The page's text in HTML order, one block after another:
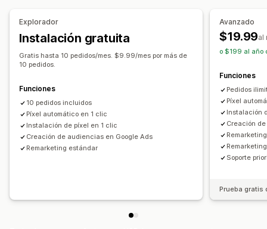
Campañas automatizadas
Gestión de píxeles
Informes y estadísticas de rendimiento
Fuente de tráfico
Explorador
Instalación gratuita
Gratis hasta 10 pedidos/mes. $9.99/mes por más de
10 pedidos.
Funciones
10 pedidos incluidos
Píxel automático en 1 clic
Instalación de píxel en 1 clic
Creación de audiencias en Google Ads
Remarketing estándar
Avanzado
$19.99al
o $199 al año
Funciones
Pedidos
Píxel
Instalación
Creación
Soporte
Prueba gratis